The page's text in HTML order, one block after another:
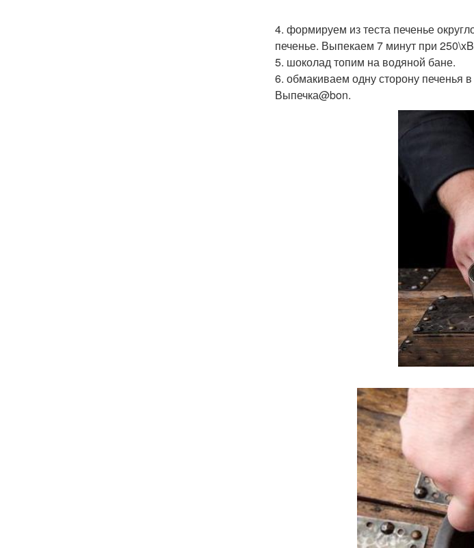
4. формируем из теста печенье
печенье. Выпекаем 7 минут при
5. шоколад топим на водяной бане.
6. обмакиваем одну сторону печенья
Выпечка@bon.